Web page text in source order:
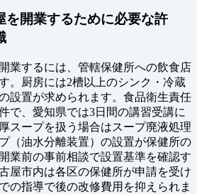
を開業するために必要な許
業するには、管轄保健所への飲食店
。厨房には2槽以上のシンク・冷蔵
設置が求められます。食品衛生責任
で、愛知県では3日間の講習受講に
スープを扱う場合はスープ廃液処理
（油水分離装置）の設置が保健所の
業前の事前相談で設置基準を確認す
屋市内は各区の保健所が申請を受け
の指導で後の改修費用を抑えられま